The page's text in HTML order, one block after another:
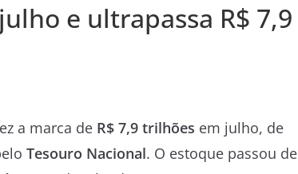
e ultrapassa R$ 7,9
a marca de R$ 7,9 trilhões em julho, de
Tesouro Nacional. O estoque passou de